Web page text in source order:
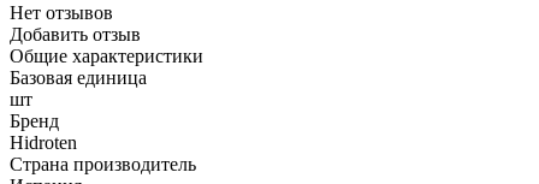
Нет отзывов
Добавить отзыв
Общие характеристики
Базовая единица
шт
Бренд
Hidroten
Страна производитель